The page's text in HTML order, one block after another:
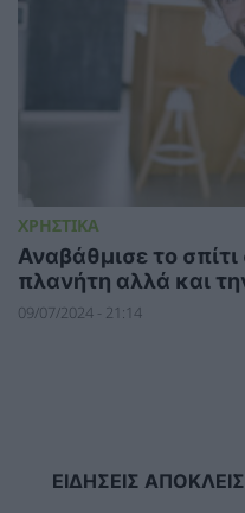
ΧΡΗΣΤΙΚΑ
Αναβάθμισε το
πλανήτη αλλά και
09/07/2024 - 21:14
ΕΙΔΗΣΕΙΣ